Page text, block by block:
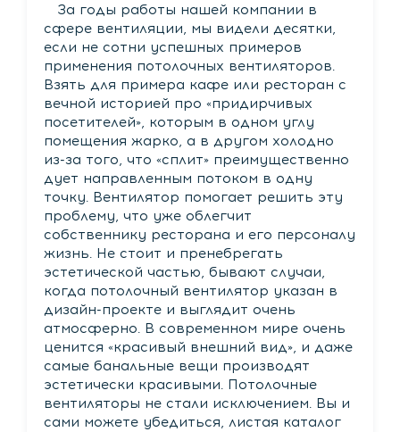
За годы работы нашей компании в
сфере вентиляции, мы видели десятки,
если не сотни успешных примеров
применения потолочных вентиляторов.
Взять для примера кафе или ресторан с
вечной историей про «придирчивых
посетителей», которым в одном углу
помещения жарко, а в другом холодно
из-за того, что «сплит» преимущественно
дует направленным потоком в одну
точку. Вентилятор помогает решить эту
проблему, что уже облегчит
собственнику ресторана и его персоналу
жизнь. Не стоит и пренебрегать
эстетической частью, бывают случаи,
когда потолочный вентилятор указан в
дизайн-проекте и выглядит очень
атмосферно. В современном мире очень
ценится «красивый внешний вид», и даже
самые банальные вещи производят
эстетически красивыми. Потолочные
вентиляторы не стали исключением. Вы и
сами можете убедиться, листая каталог